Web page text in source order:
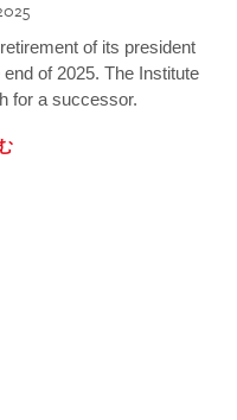
of its president
of 2025. The Institute
for a successor.